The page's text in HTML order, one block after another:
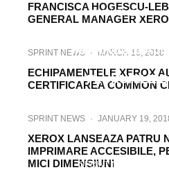
FRANCISCA HOGESCU-
GENERAL MANAGER
SPRINT NEWS ·
IMPRIMARII
FLUXURILE
SPRINT NEWS · MARCH 16, 2018
ECHIPAMENTELE XEROX
CERTIFICAREA COMMON
SPRINT NEWS · JANUARY 19,
XEROX LANSEAZA PATRU
IMPRIMARE ACCESIBILE,
MICI DIMENSIUNI
SPRINT NEWS